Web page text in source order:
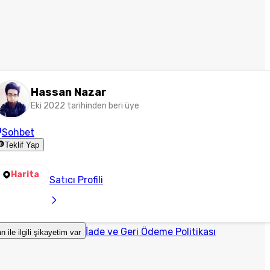
Hassan Nazar
Eki 2022 tarihinden beri üye
Sohbet
Teklif Yap
Harita Satıcı Profili
ile ilgili şikayetim var İade ve Geri Ödeme Politikası